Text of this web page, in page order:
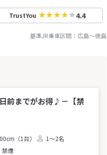
TrustYou 4.4
基準JR乗車区間： 広島～徳島
前までがお得♪－【禁
（1台）
1～2名
禁煙